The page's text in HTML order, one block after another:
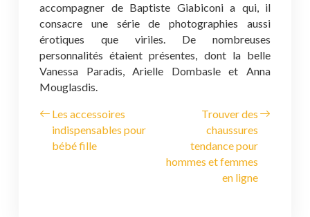
accompagner de Baptiste Giabiconi a qui, il
consacre une série de photographies aussi
érotiques que viriles. De nombreuses
personnalités étaient présentes, dont la belle
Vanessa Paradis, Arielle Dombasle et Anna
Mouglasdis.
Les accessoires
indispensables pour
bébé fille
Trouver des
chaussures
tendance pour
hommes et femmes
en ligne